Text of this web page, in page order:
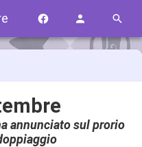
annunciato sul prorio